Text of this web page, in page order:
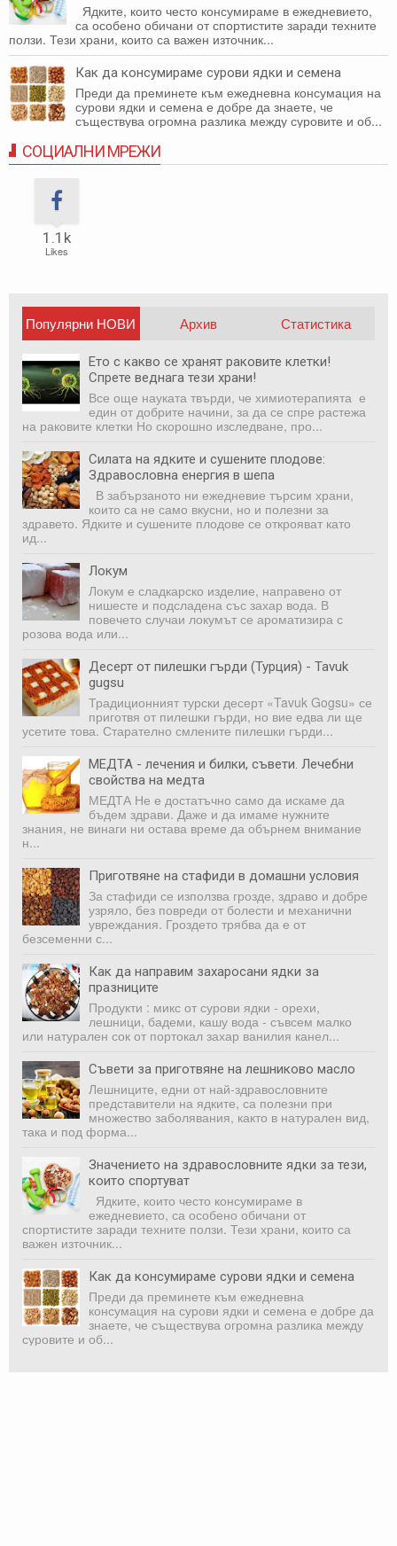
Ядките, които често консумираме в ежедневието,
са особено обичани от спортистите заради техните
ползи. Тези храни, които са важен източник...
Как да консумираме сурови ядки и семена
Преди да преминете към ежедневна консумация на
сурови ядки и семена е добре да знаете, че
съществува огромна разлика между суровите и об...
СОЦИАЛНИ МРЕЖИ
1.1k
Likes
Популярни НОВИ
публикации
Архив Статистика
Ето с какво се хранят раковите клетки!
Спрете веднага тези храни!
Все още науката твърди, че химиотерапията е
един от добрите начини, за да се спре растежа
на раковите клетки Но скорошно изследване, про...
Силата на ядките и сушените плодове:
Здравословна енергия в шепа
В забързаното ни ежедневие търсим храни,
които са не само вкусни, но и полезни за
здравето. Ядките и сушените плодове се открояват като
ид...
Локум
Локум е сладкарско изделие, направено от
нишесте и подсладена със захар вода. В
повечето случаи локумът се ароматизира с
розова вода или...
Десерт от пилешки гърди (Турция) - Tavuk
gugsu
Традиционният турски десерт «Tavuk Gogsu» се
приготвя от пилешки гърди, но вие едва ли ще
усетите това. Старателно смлените пилешки гърди...
МЕДТА - лечения и билки, съвети. Лечебни
свойства на медта
МЕДТА Не е достатъчно само да искаме да
бъдем здрави. Даже и да имаме нужните
знания, не винаги ни оста­ва време да обърнем внимание
н...
Приготвяне на стафиди в домашни условия
За стафиди се използва грозде, здраво и добре
узряло, без повреди от болести и механични
увреждания. Гроздето трябва да е от
безсеменни с...
Как да направим захаросани ядки за
празниците
Продукти : микс от сурови ядки - орехи,
лешници, бадеми, кашу вода - съвсем малко
или натурален сок от портокал захар ванилия канел...
Съвети за приготвяне на лешниково масло
Лешниците, едни от най-здравословните
представители на ядките, са полезни при
множество заболявания, както в натурален вид,
така и под форма...
Значението на здравословните ядки за тези,
които спортуват
Ядките, които често консумираме в
ежедневието, са особено обичани от
спортистите заради техните ползи. Тези храни, които са
важен източник...
Как да консумираме сурови ядки и семена
Преди да преминете към ежедневна
консумация на сурови ядки и семена е добре да
знаете, че съществува огромна разлика между
суровите и об...